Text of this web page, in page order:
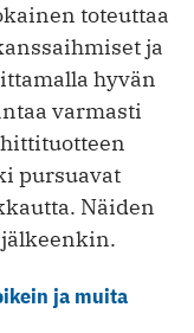
toteuttaa
ja
hyvän
varmasti
pursuavat
Näiden
ja muita